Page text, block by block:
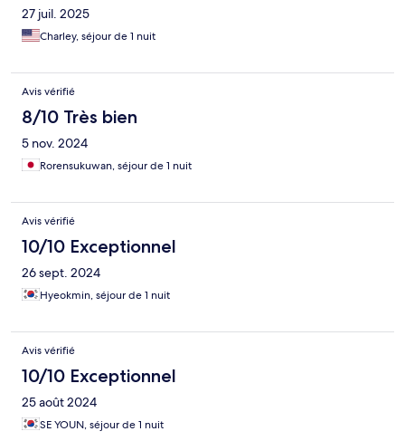
27 juil. 2025
Charley, séjour de 1 nuit
Avis vérifié
8/10 Très bien
5 nov. 2024
Rorensukuwan, séjour de 1 nuit
Avis vérifié
10/10 Exceptionnel
26 sept. 2024
Hyeokmin, séjour de 1 nuit
Avis vérifié
10/10 Exceptionnel
25 août 2024
SE YOUN, séjour de 1 nuit